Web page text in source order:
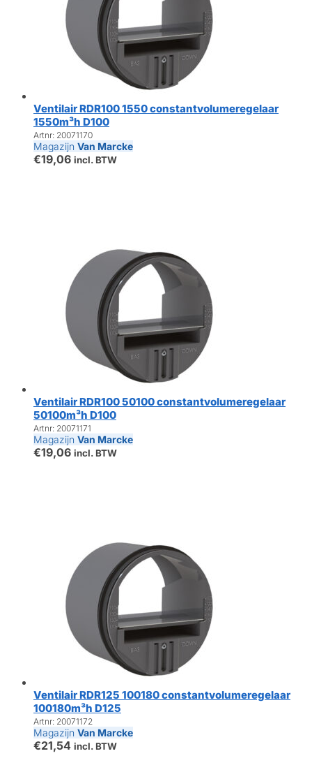
Ventilair RDR100 1550 constantvolumeregelaar
1550m³h D100
Artnr: 20071170
Magazijn Van Marcke
€19,06 incl. BTW
Ventilair RDR100 50100 constantvolumeregelaar
50100m³h D100
Artnr: 20071171
Magazijn Van Marcke
€19,06 incl. BTW
Ventilair RDR125 100180 constantvolumeregelaar
100180m³h D125
Artnr: 20071172
Magazijn Van Marcke
€21,54 incl. BTW